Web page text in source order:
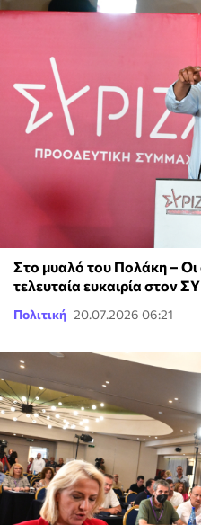
Στο μυαλό του Πολάκη – Οι
τελευταία ευκαιρία στον
Πολιτική 20.07.2026 06:21